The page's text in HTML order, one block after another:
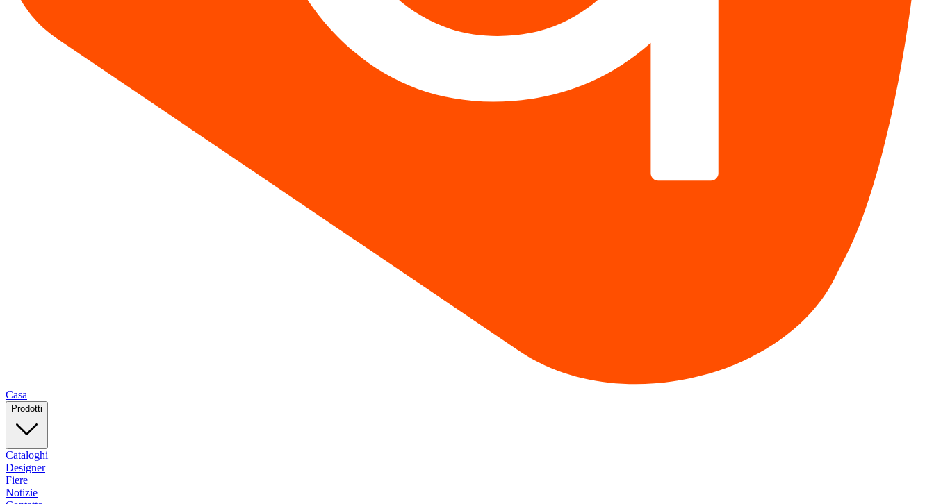
Casa
Prodotti
Cataloghi
Designer
Fiere
Notizie